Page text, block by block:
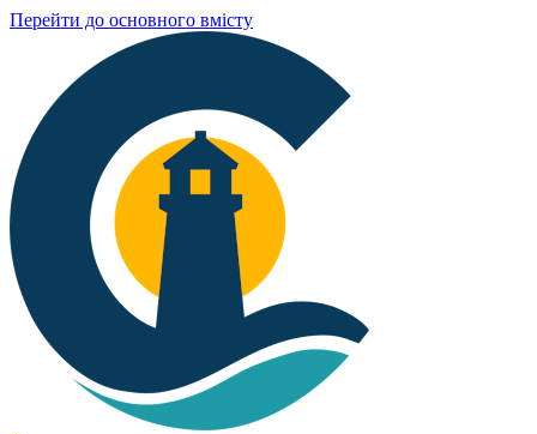
Перейти до основного вмісту